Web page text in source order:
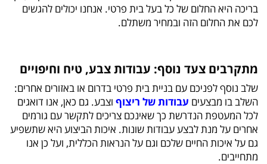
בריכה היא החלום של כל בעל בית פרטי. אנחנו יכולים להגשים
לכם את החלום הזה ובמחיר משתלם.
מתקרבים צעד נוסף: עבודות צבע, טיח וחיפויים
שלב נוסף לפניכם עם בניית בית פרטי בדרום או באזורים אחרים:
השלב בו מבצעים עבודות של ריצוף וצבע. גם כאן, אנו דואגים
לכל המעטפת הנדרשת כך שאינכם צריכים לתקשר עם גורמים
אחרים על מנת לבצע עבודות שונות. איכות הביצוע היא שתשפיע
גם על איכות החיים שלכם וגם על הנראות הכללית, ועל כן אנו
מתחייבים.